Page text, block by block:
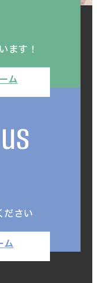
ます！
ム
ださい
ム